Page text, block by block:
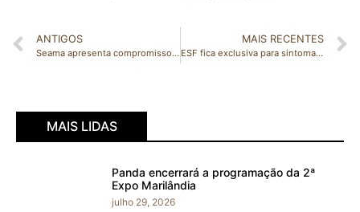
ANTIGOS
Seama apresenta compromissos do Governo do Estado firmados na COP 26 na 104º Reunião da Abema
MAIS RECENTES
ESF fica exclusiva para sintomas de gripe durante feriado de Ano Novo em São Gabriel
MAIS LIDAS
Panda encerrará a programação da 2ª
Expo Marilândia
julho 29, 2026